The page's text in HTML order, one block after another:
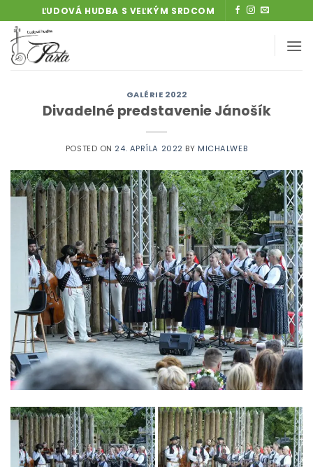
to
content
ĽUDOVÁ HUDBA S VEĽKÝM SRDCOM
GALÉRIE 2022
Divadelné predstavenie Jánošík
POSTED ON 24. APRÍLA 2022 BY MICHALWEB